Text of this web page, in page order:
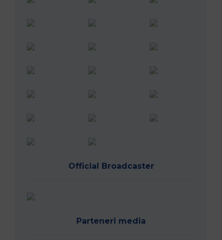
Official Broadcaster
Parteneri media